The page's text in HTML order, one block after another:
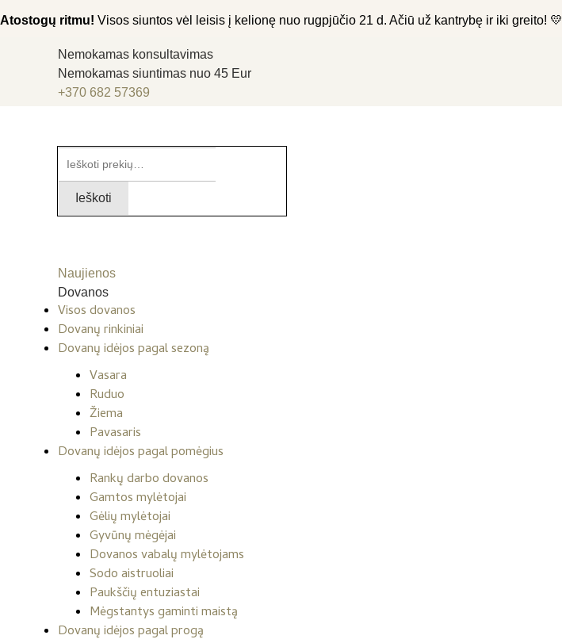
Atostogų ritmu! Visos siuntos vėl leisis į kelionę nuo rugpjūčio 21 d. Ačiū už kantrybę ir iki greito! 💛
Nemokamas konsultavimas
Nemokamas siuntimas nuo 45 Eur
+370 682 57369
Ieškoti
Naujienos
Dovanos
Visos dovanos
Dovanų rinkiniai
Dovanų idėjos pagal sezoną
Vasara
Ruduo
Žiema
Pavasaris
Dovanų idėjos pagal pomėgius
Rankų darbo dovanos
Gamtos mylėtojai
Gėlių mylėtojai
Gyvūnų mėgėjai
Dovanos vabalų mylėtojams
Sodo aistruoliai
Paukščių entuziastai
Mėgstantys gaminti maistą
Dovanų idėjos pagal progą